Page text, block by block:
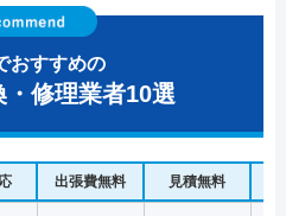
おすすめの
修理業者10選
出張費無料 見積無料